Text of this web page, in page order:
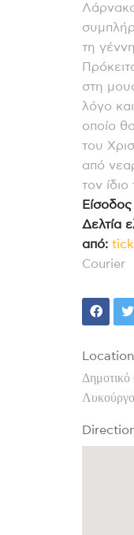
τη
στη
λόγο
οποίο
του
από
τον
Δελτία
από:
Courier
Location
Δημοτικό